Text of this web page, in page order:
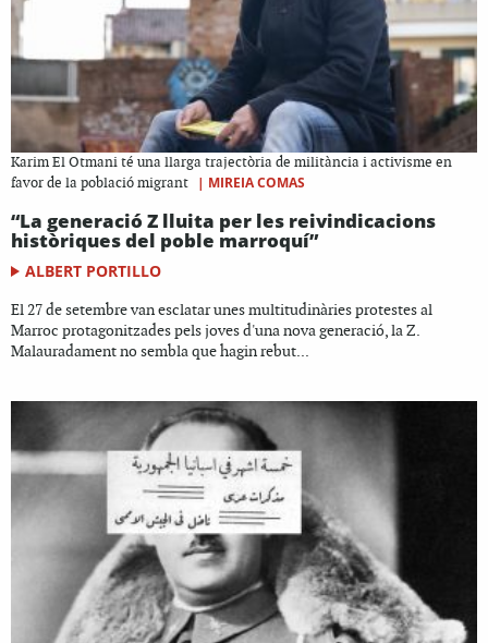
Karim El Otmani té una llarga trajectòria de militància i activisme en
favor de la població migrant
| MIREIA COMAS
“La generació Z lluita per les reivindicacions
històriques del poble marroquí”
ALBERT PORTILLO
El 27 de setembre van esclatar unes multitudinàries protestes al
Marroc protagonitzades pels joves d'una nova generació, la Z.
Malauradament no sembla que hagin rebut...